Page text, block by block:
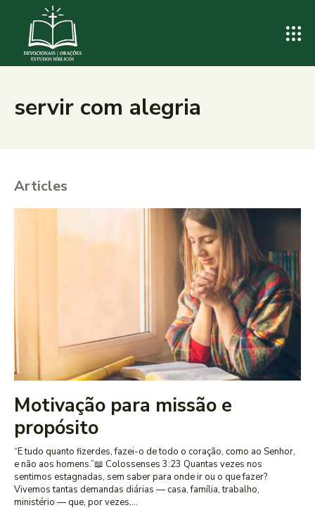
servir com alegria
Articles
Motivação para missão e
propósito
“E tudo quanto fizerdes, fazei-o de todo o coração, como ao Senhor,
e não aos homens.”📖 Colossenses 3:23 Quantas vezes nos
sentimos estagnadas, sem saber para onde ir ou o que fazer?
Vivemos tantas demandas diárias — casa, família, trabalho,
ministério — que, por vezes,...